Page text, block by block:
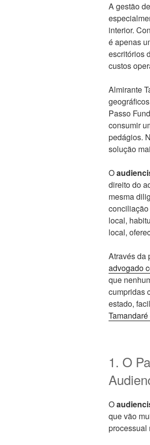
A gestão
interior.
é apenas
escritórios
custos
Almirante
Passo
consumir
pedágios.
solução
O
direito do
mesma
local,
local,
Através da
advogado
que
cumpridas
estado,
1. O
O
que vão
processual